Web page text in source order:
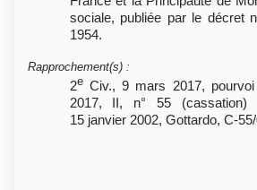
sociale, publiée par le décret
1954.
Rapprochement(s) :
2eCiv., 9 mars 2017, pourvoi
2017, II, n° 55
15 janvier 2002, Gottardo, C-